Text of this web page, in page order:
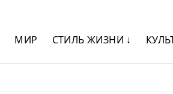
МИР СТИЛЬ ЖИЗНИ ↓